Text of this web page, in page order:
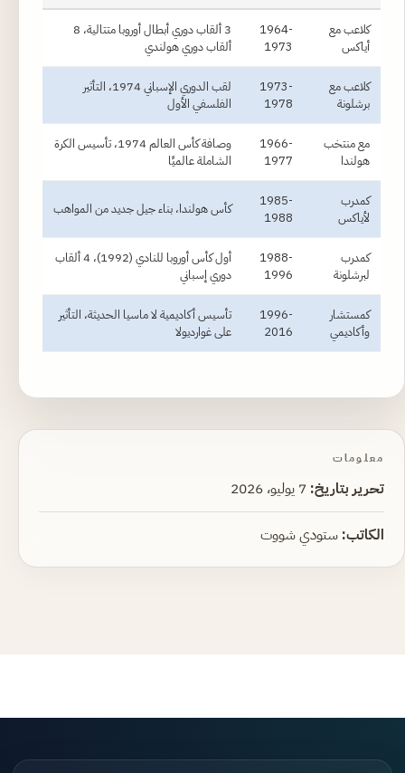
كلاعب مع
أياكس
1964-
1973
3 ألقاب دوري أبطال أوروبا متتالية، 8
ألقاب دوري هولندي
كلاعب مع
برشلونة
1973-
1978
لقب الدوري الإسباني 1974، التأثير
الفلسفي الأول
مع منتخب
هولندا
1966-
1977
وصافة كأس العالم 1974، تأسيس الكرة
الشاملة عالميًا
كمدرب
لأياكس
1985-
1988
كأس هولندا، بناء جيل جديد من المواهب
كمدرب
لبرشلونة
1988-
1996
أول كأس أوروبا للنادي (1992)، 4 ألقاب
دوري إسباني
كمستشار
وأكاديمي
1996-
2016
تأسيس أكاديمية لا ماسيا الحديثة، التأثير
على غوارديولا
معلومات
تحرير بتاريخ:
الكاتب: ستودي شووت